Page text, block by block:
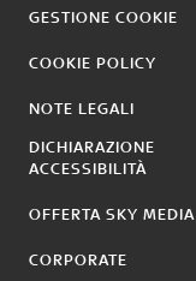
GESTIONE COOKIE
COOKIE POLICY
NOTE LEGALI
DICHIARAZIONE
ACCESSIBILITÀ
OFFERTA SKY MEDIA
CORPORATE